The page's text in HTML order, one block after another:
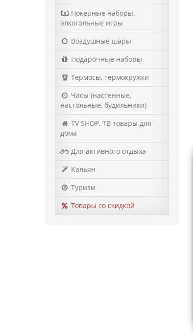
Покерные наборы,
алкогольные игры
Воздушные шары
Подарочные наборы
Термосы, термокружки
Часы (настенные,
настольные, будильники)
TV SHOP, ТВ товары для
дома
Для активного отдыха
Кальян
Туризм
Товары со скидкой